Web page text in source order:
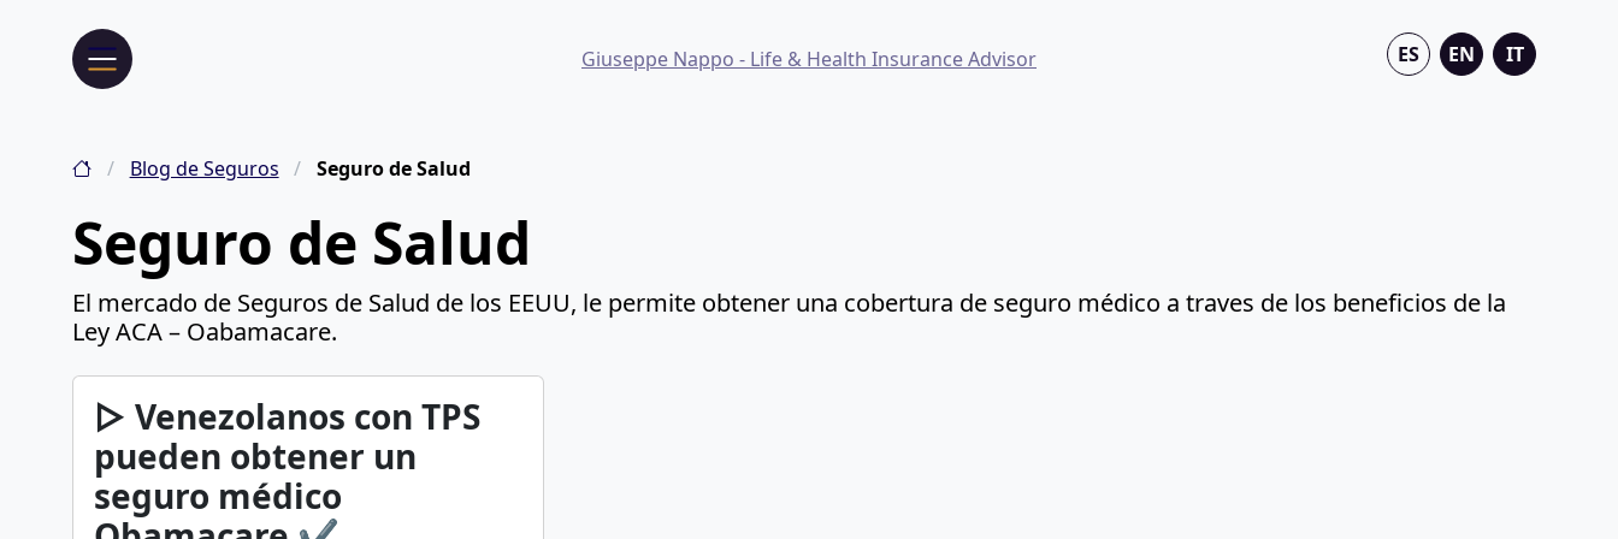
Giuseppe Nappo - Life & Health Insurance Advisor ES EN IT
Blog de Seguros Seguro de Salud
Seguro de Salud
El mercado de Seguros de Salud de los EEUU, le permite obtener una cobertura de seguro médico a traves de los beneficios de la
Ley ACA – Oabamacare.
▷ Venezolanos con TPS
pueden obtener un
seguro médico